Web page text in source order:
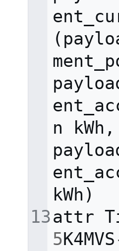
(
n
kWh ,
kWh )
attr
5K4MVS